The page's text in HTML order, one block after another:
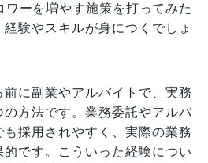
ワーを増やす施策を打ってみた
験やスキルが身につくでしょ
前に副業やアルバイトで、実務
の方法です。業務委託やアルバ
採用されやすく、実際の業務
です。こういった経験につい